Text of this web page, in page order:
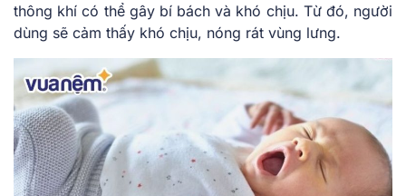
thông khí có thể gây bí bách và khó chịu. Từ đó, người
dùng sẽ cảm thấy khó chịu, nóng rát vùng lưng.